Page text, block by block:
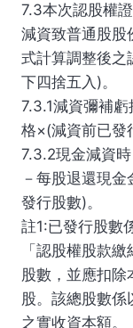
7.3本次認股權
減資致普通股股
式計算調整後之
下四捨五入)。
7.3.1減資彌補
格×(減資前已發
7.3.2現金減資
－每股退還現
發行股數)。
註1:已發行股數
「認股權股款
股數，並應扣除
股。該總股數係
之實收資本額。